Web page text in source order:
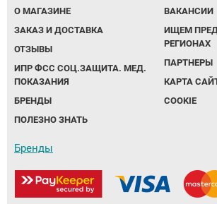
О МАГАЗИНЕ
ЗАКАЗ И ДОСТАВКА
ОТЗЫВЫ
ИПР ФСС СОЦ.ЗАЩИТА. МЕД.
ПОКАЗАНИЯ
БРЕНДЫ
ПОЛЕЗНО ЗНАТЬ
ВАКАНСИИ
ИЩЕМ
РЕГИОНАХ
ПАРТНЕРЫ
КАРТА
COOKIE
Бренды